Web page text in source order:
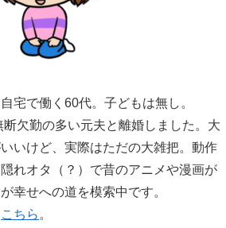
宅で働く60代。子どもは無し。
欠勤の多い元夫と離婚しました。大
いけど、実際はただの大雑把。動作
れオタ（？）で昔のアニメや漫画が
幸せへの道を模索中です。
こちら 。